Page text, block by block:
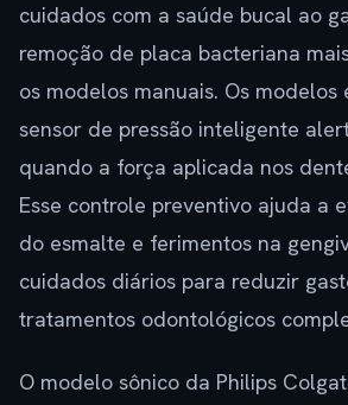
cuidados com a saúde bucal ao
remoção de placa bacteriana
os modelos manuais. Os modelos
sensor de pressão inteligente
quando a força aplicada nos
Esse controle preventivo ajuda a
do esmalte e ferimentos na
cuidados diários para reduzir
tratamentos odontológicos
O modelo sônico da Philips